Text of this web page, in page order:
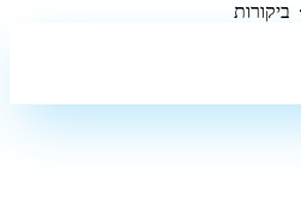
ביקורות